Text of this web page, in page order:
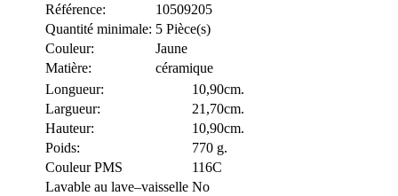
Référence:
10509205
Quantité minimale: 5 Pièce(s)
Couleur:
Jaune
Matière:
céramique
Longueur:
10,90cm.
Largueur:
21,70cm.
Hauteur:
10,90cm.
Poids:
770 g.
Couleur PMS
116C
Lavable au lave–vaisselle No